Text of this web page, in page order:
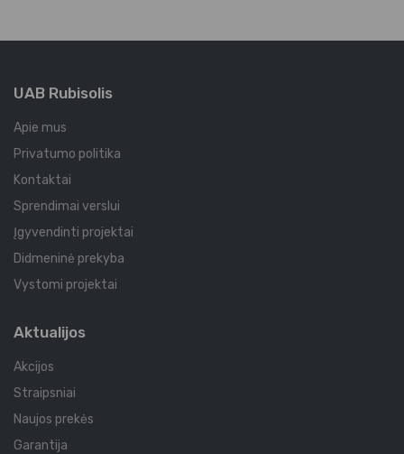
UAB Rubisolis
Apie mus
Privatumo politika
Kontaktai
Sprendimai verslui
Įgyvendinti projektai
Didmeninė prekyba
Vystomi projektai
Aktualijos
Akcijos
Straipsniai
Naujos prekės
Garantija